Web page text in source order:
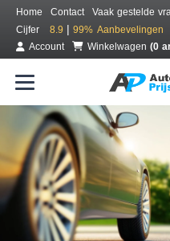
Home Contact
Vaak gestelde
Cijfer
8.9 | 99% Aanbevelingen
Account
Winkelwagen (0
Bestel voordelig